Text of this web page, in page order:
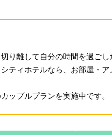
り離して自分の時間を過ご
ティホテルなら、お部屋・
ップルプランを実施中です。